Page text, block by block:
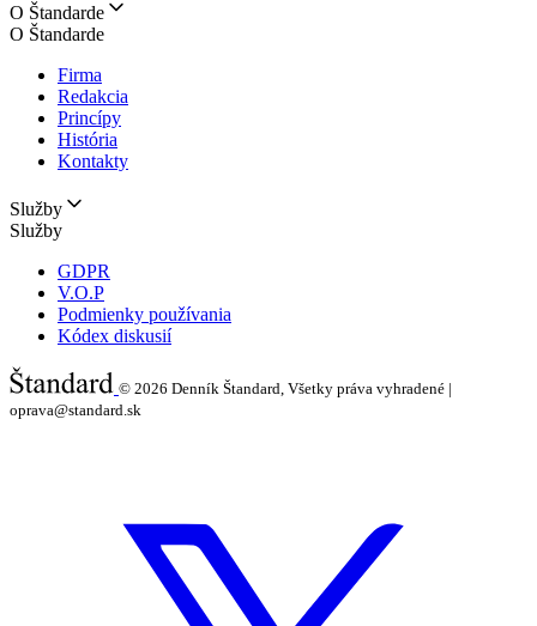
O Štandarde
O Štandarde
Firma
Redakcia
Princípy
História
Kontakty
Služby
Služby
GDPR
V.O.P
Podmienky používania
Kódex diskusií
© 2026 Denník Štandard, Všetky práva vyhradené |
oprava@standard.sk